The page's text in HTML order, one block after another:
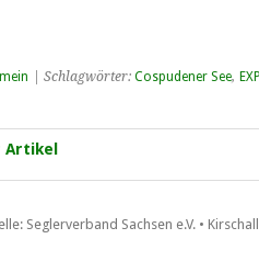
| Schlagwörter:Cospudener See,
Seglerverband Sachsen e.V. •